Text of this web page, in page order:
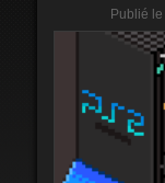
Publié le